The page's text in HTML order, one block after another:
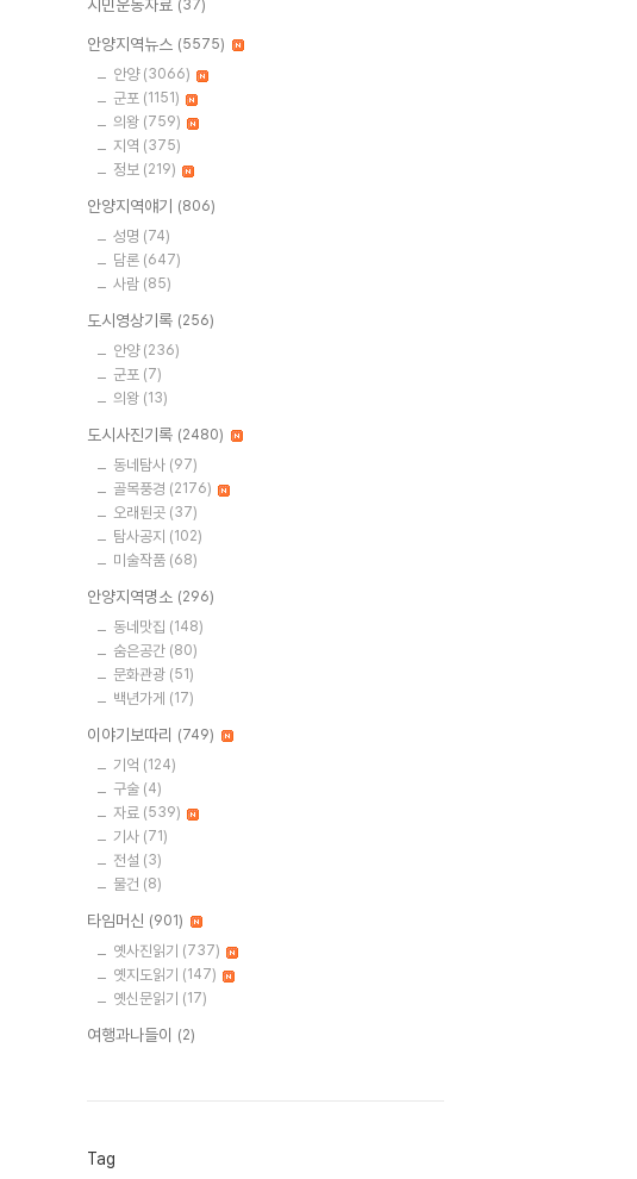
시민운동자료 (37)
안양지역뉴스 (5575)
안양 (3066)
군포 (1151)
의왕 (759)
지역 (375)
정보 (219)
안양지역얘기 (806)
성명 (74)
담론 (647)
사람 (85)
도시영상기록 (256)
안양 (236)
군포 (7)
의왕 (13)
도시사진기록 (2480)
동네탐사 (97)
골목풍경 (2176)
오래된곳 (37)
탐사공지 (102)
미술작품 (68)
안양지역명소 (296)
동네맛집 (148)
숨은공간 (80)
문화관광 (51)
백년가게 (17)
이야기보따리 (749)
기억 (124)
구술 (4)
자료 (539)
기사 (71)
전설 (3)
물건 (8)
타임머신 (901)
옛사진읽기 (737)
옛지도읽기 (147)
옛신문읽기 (17)
여행과나들이 (2)
Tag